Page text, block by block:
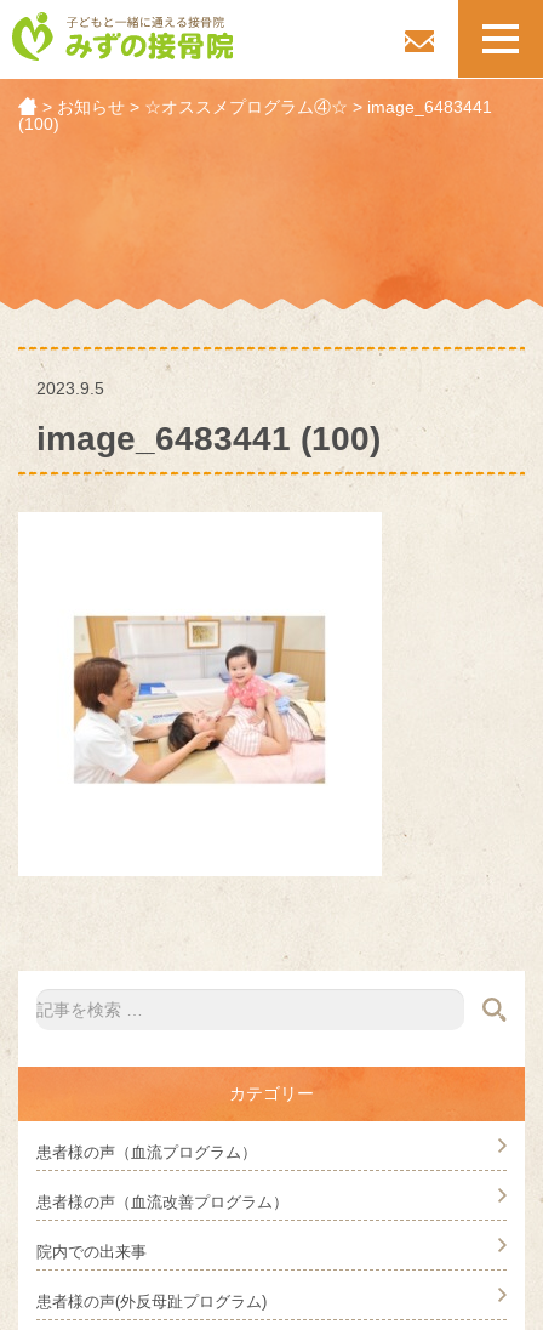
> お知らせ > ☆オススメプログラム④☆ > image_6483441
(100)
2023.9.5
image_6483441 (100)
カテゴリー
患者様の声（血流プログラム）
患者様の声（血流改善プログラム）
院内での出来事
患者様の声(外反母趾プログラム)